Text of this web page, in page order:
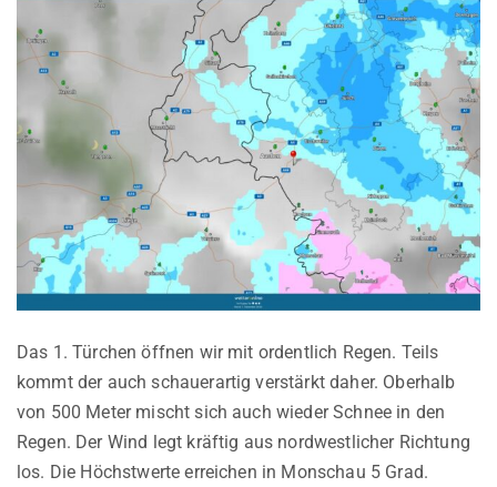
Das 1. Türchen öffnen wir mit ordentlich Regen. Teils
kommt der auch schauerartig verstärkt daher. Oberhalb
von 500 Meter mischt sich auch wieder Schnee in den
Regen. Der Wind legt kräftig aus nordwestlicher Richtung
los. Die Höchstwerte erreichen in Monschau 5 Grad.